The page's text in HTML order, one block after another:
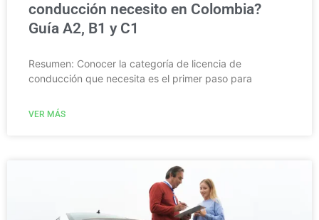
conducción necesito en Colombia?
Guía A2, B1 y C1
Resumen: Conocer la categoría de licencia de
conducción que necesita es el primer paso para
VER MÁS